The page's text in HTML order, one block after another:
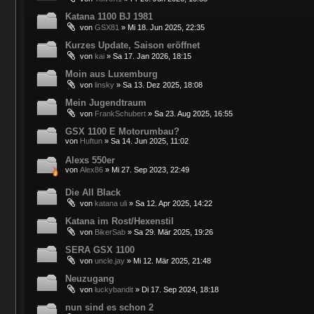
Katana 1100 BJ 1981
von GSX81 » Mi 18. Jun 2025, 22:35
Kurzes Update, Saison eröffnet
von kai » Sa 17. Jan 2026, 18:15
Moin aus Luxemburg
von linsky » Sa 13. Dez 2025, 18:08
Mein Jugendtraum
von FrankSchubert » Sa 23. Aug 2025, 16:55
GSX 1100 E Motorumbau?
von Huftun » Sa 14. Jun 2025, 11:02
Alexs 550er
von Alex86 » Mi 27. Sep 2023, 22:49
Die All Black
von katana uli » Sa 12. Apr 2025, 14:22
Katana im Rost/Hexenstil
von BikerSab » Sa 29. Mär 2025, 19:26
SERA GSX 1100
von uncle.jay » Mi 12. Mär 2025, 21:48
Neuzugang
von luckybandit » Di 17. Sep 2024, 18:18
nun sind es schon 2